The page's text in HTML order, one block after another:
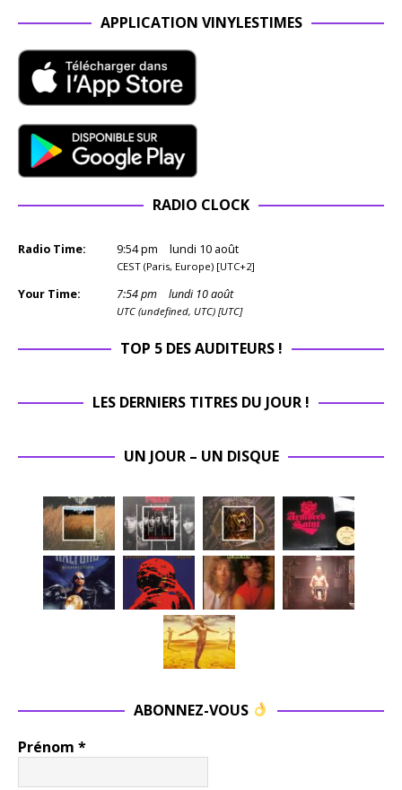
APPLICATION VINYLESTIMES
RADIO CLOCK
Radio Time: 9:54pm lundi 10 août
CEST (Paris, Europe) [UTC+2]
Your Time: 7:54pm lundi 10 août
UTC (undefined, UTC) [UTC]
TOP 5 DES AUDITEURS !
LES DERNIERS TITRES DU JOUR !
UN JOUR – UN DISQUE
ABONNEZ-VOUS
Prénom *